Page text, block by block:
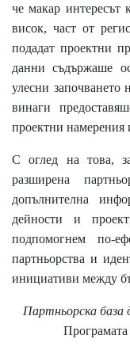
че макар интересът
висок, част от
подадат проектни
данни съдържаше
улесни
винаги
проектни намерения
С оглед на това,
разширена
допълнителна
дейности и
подпомогнем по-
партньорства и
инициативи между
Партньорска